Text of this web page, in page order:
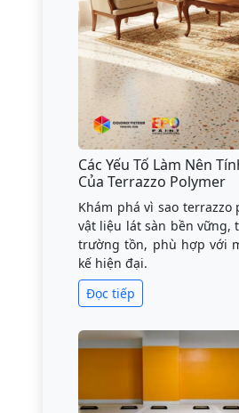
Các Yếu Tố Làm Nên
Của Terrazzo Polymer
Khám phá vì sao terrazzo
vật liệu lát sàn bền vững,
trường tồn, phù hợp với
kế hiện đại.
Đọc tiếp